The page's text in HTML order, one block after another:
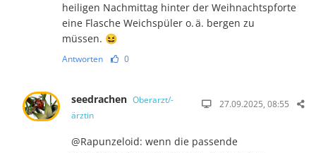
heiligen Nachmittag hinter der Weihnachtspforte
eine Flasche Weich­spüler o. ä. bergen zu
müssen. 😆
Antworten 0
seedrachen Oberarzt/-
ärztin
27.09.2025, 08:55
@Rapunzeloid: wenn die passende